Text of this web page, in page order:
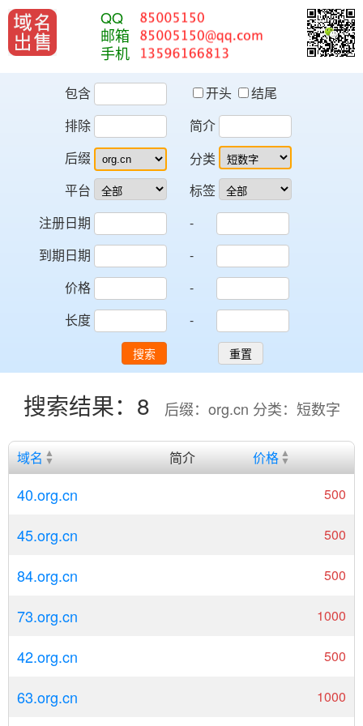
QQ
邮箱
手机
包含 开头
结尾
排除
简介
后缀
平台
分类
标签
注册日期
-
到期日期
-
价格
-
长度
-
搜索 重置
搜索结果：8 后缀：org.cn 分类：短数字
域名 简介 价格
40.org.cn 500
45.org.cn 500
84.org.cn 500
73.org.cn 1000
42.org.cn 500
63.org.cn 1000